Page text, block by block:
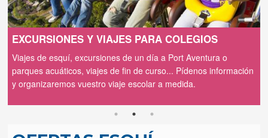
ESQUÍ DE PRIMAVERA Y VERANO
Este verano cambia las chanclas por los esquís. Disfruta de la
montaña y los glaciares. ¡Te lo organizamos todo!